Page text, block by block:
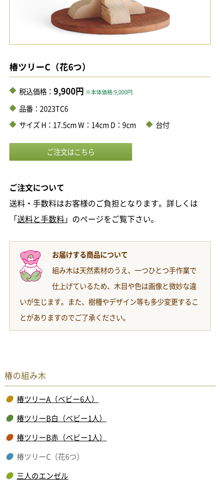
椿ツリーC（花6つ）
税込価格： 9,900円 ※本体価格:9,000円
品番：2023TC6
サイズ H：17.5cm W：14cm D：9cm
台付
ご注文について
送料・手数料はお客様のご負担となります。詳しくは
「送料と手数料」のページをご覧下さい。
お届けする商品について
組み木は天然素材のうえ、一つひとつ手作業で
仕上げているため、木目や色は画像と微妙な違
いが生じます。また、樹種やデザイン等も多少変更するこ
とがありますのでご了承ください。
椿の組み木
椿ツリーA（ベビー6人）
椿ツリーB白（ベビー1人）
椿ツリーB赤（ベビー1人）
椿ツリーC（花6つ）
三人のエンゼル